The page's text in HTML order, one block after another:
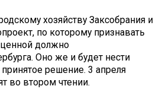
хозяйству Заксобрания и
по которому признавать
должно
Оно же и будет нести
принятое решение. 3 апреля
во втором чтении.